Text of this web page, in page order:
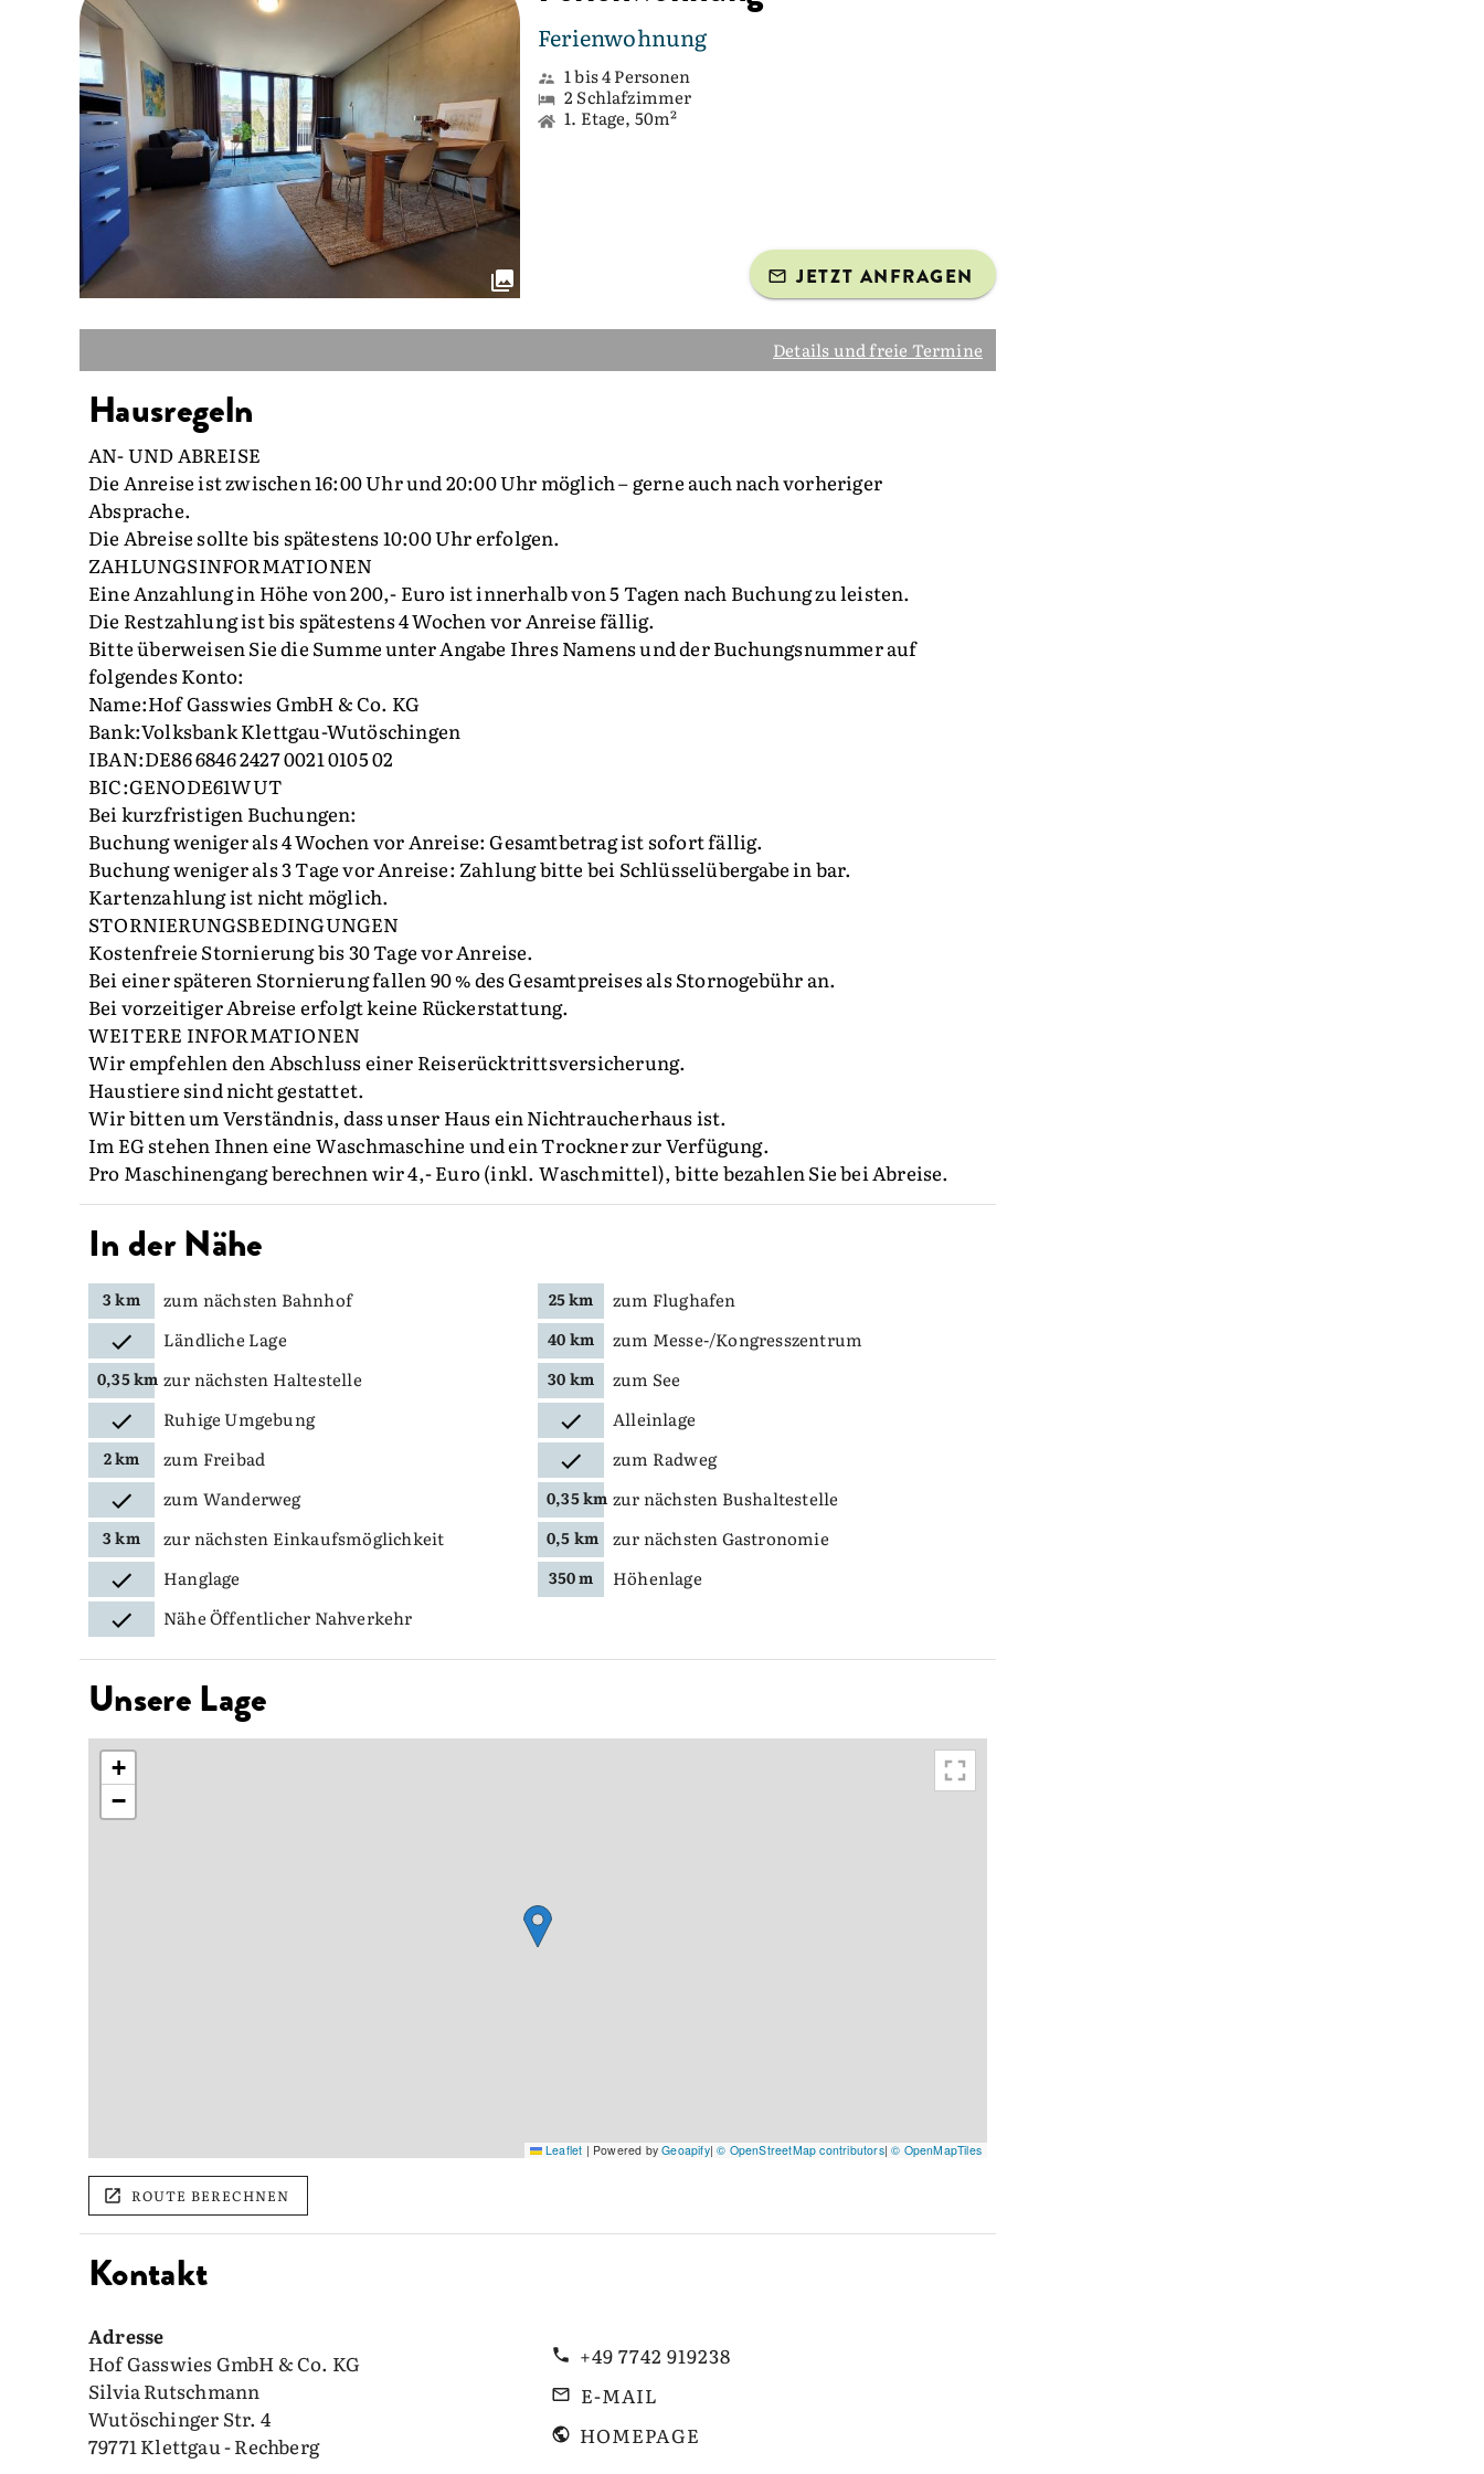
Ferienwohnung
1 bis 4 Personen
2 Schlafzimmer
1. Etage, 50m²
JETZT ANFRAGEN
Details und freie Termine
Hausregeln
AN- UND ABREISE
Die Anreise ist zwischen 16:00 Uhr und 20:00 Uhr möglich – gerne auch nach vorheriger
Absprache.
Die Abreise sollte bis spätestens 10:00 Uhr erfolgen.
ZAHLUNGSINFORMATIONEN
Eine Anzahlung in Höhe von 200,- Euro ist innerhalb von 5 Tagen nach Buchung zu leisten.
Die Restzahlung ist bis spätestens 4 Wochen vor Anreise fällig.
Bitte überweisen Sie die Summe unter Angabe Ihres Namens und der Buchungsnummer auf
folgendes Konto:
Name:Hof Gasswies GmbH & Co. KG
Bank:Volksbank Klettgau-Wutöschingen
IBAN:DE86 6846 2427 0021 0105 02
BIC:GENODE61WUT
Bei kurzfristigen Buchungen:
Buchung weniger als 4 Wochen vor Anreise: Gesamtbetrag ist sofort fällig.
Buchung weniger als 3 Tage vor Anreise: Zahlung bitte bei Schlüsselübergabe in bar.
Kartenzahlung ist nicht möglich.
STORNIERUNGSBEDINGUNGEN
Kostenfreie Stornierung bis 30 Tage vor Anreise.
Bei einer späteren Stornierung fallen 90 % des Gesamtpreises als Stornogebühr an.
Bei vorzeitiger Abreise erfolgt keine Rückerstattung.
WEITERE INFORMATIONEN
Wir empfehlen den Abschluss einer Reiserücktrittsversicherung.
Haustiere sind nicht gestattet.
Wir bitten um Verständnis, dass unser Haus ein Nichtraucherhaus ist.
Im EG stehen Ihnen eine Waschmaschine und ein Trockner zur Verfügung.
Pro Maschinengang berechnen wir 4,- Euro (inkl. Waschmittel), bitte bezahlen Sie bei Abreise.
In der Nähe
3 km zum nächsten Bahnhof 25 km
zum Flughafen
Ländliche Lage
40 km zum Messe-/Kongresszentrum
0,35 km zur nächsten Haltestelle 30 km
zum See
Ruhige Umgebung
Alleinlage
2 km zum Freibad
zum Radweg
zum Wanderweg
0,35 km zur nächsten Bushaltestelle
3 km zur nächsten Einkaufsmöglichkeit 0,5 km
zur nächsten Gastronomie
Hanglage
350 m
Höhenlage
Nähe Öffentlicher Nahverkehr
Unsere Lage
+
−
Leaflet | Powered byGeoapify|© OpenStreetMap contributors|© OpenMapTiles
ROUTE BERECHNEN
Kontakt
Adresse
Hof Gasswies GmbH & Co. KG
Silvia Rutschmann
Wutöschinger Str. 4
79771 Klettgau - Rechberg
+49 7742 919238
E-MAIL
HOMEPAGE